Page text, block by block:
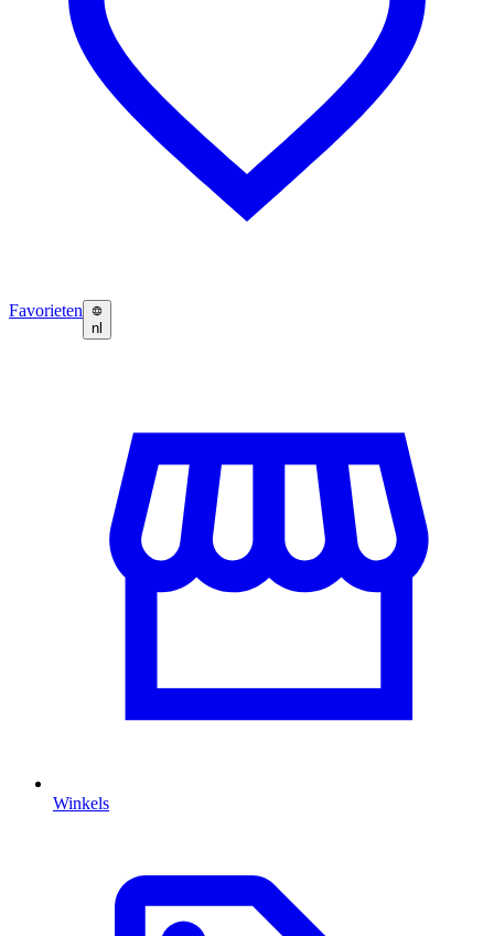
Favorieten
nl
Winkels